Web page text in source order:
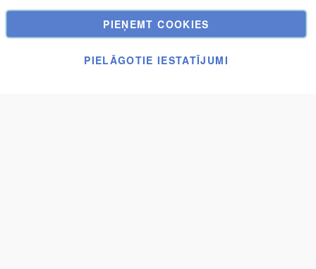
Pasūtījumi un atgriešana
Kontakti
PIEŅEMT COOKIES
PIELĀGOTIE IESTATĪJUMI